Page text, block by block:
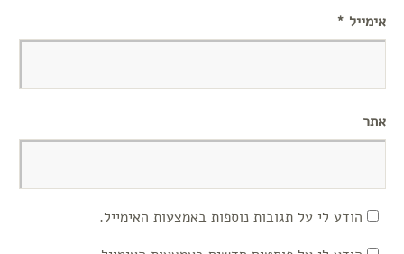
אימייל *
אתר
הודע לי על תגובות נוספות באמצעות האימייל.